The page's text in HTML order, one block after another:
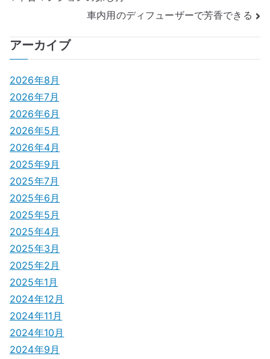
ナ
ビ
ゲ
ー
シ
ョ
ン
車内用のディフューザーで芳香できる
アーカイブ
2026年8月
2026年7月
2026年6月
2026年5月
2026年4月
2025年9月
2025年7月
2025年6月
2025年5月
2025年4月
2025年3月
2025年2月
2025年1月
2024年12月
2024年11月
2024年10月
2024年9月